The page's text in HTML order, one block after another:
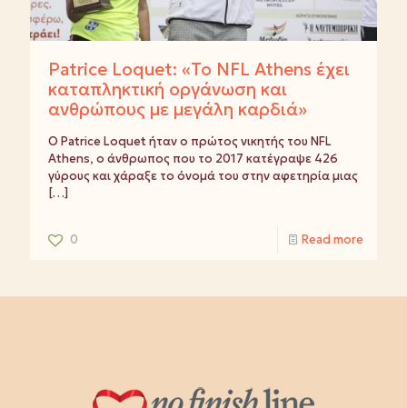
Patrice Loquet: «Το NFL Athens έχει
καταπληκτική οργάνωση και
ανθρώπους με μεγάλη καρδιά»
Ο Patrice Loquet ήταν ο πρώτος νικητής του NFL
Athens, ο άνθρωπος που το 2017 κατέγραψε 426
γύρους και χάραξε το όνομά του στην αφετηρία μιας
[…]
0 Read more